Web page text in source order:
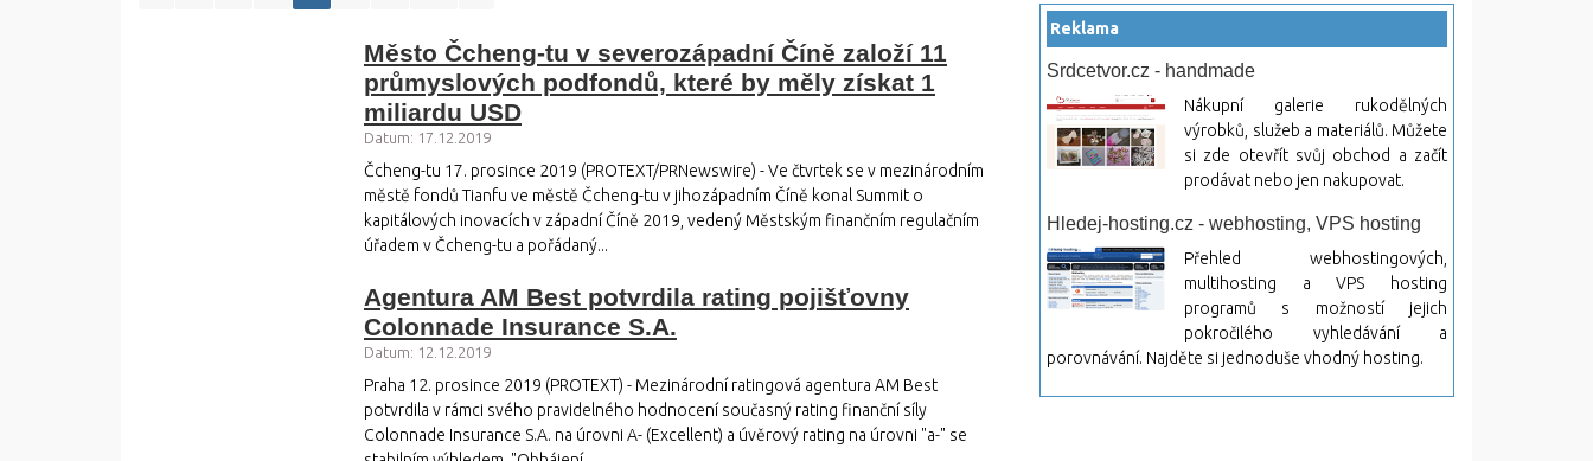
Město Čcheng-tu v severozápadní Číně založí 11
průmyslových podfondů, které by měly získat 1
miliardu USD
Datum: 17.12.2019
Čcheng-tu 17. prosince 2019 (PROTEXT/PRNewswire) - Ve čtvrtek se v mezinárodním
městě fondů Tianfu ve městě Čcheng-tu v jihozápadním Číně konal Summit o
kapitálových inovacích v západní Číně 2019, vedený Městským finančním regulačním
úřadem v Čcheng-tu a pořádaný...
Agentura AM Best potvrdila rating pojišťovny
Colonnade Insurance S.A.
Datum: 12.12.2019
Praha 12. prosince 2019 (PROTEXT) - Mezinárodní ratingová agentura AM Best
potvrdila v rámci svého pravidelného hodnocení současný rating finanční síly
Colonnade Insurance S.A. na úrovni A- (Excellent) a úvěrový rating na úrovni "a-" se
Reklama
Srdcetvor.cz - handmade
Nákupní galerie rukodělných
výrobků, služeb a materiálů. Můžete
si zde otevřít svůj obchod a začít
prodávat nebo jen nakupovat.
Hledej-hosting.cz - webhosting, VPS hosting
Přehled webhostingových,
multihosting a VPS hosting
programů s možností jejich
pokročilého vyhledávání a
porovnávání. Najděte si jednoduše vhodný hosting.